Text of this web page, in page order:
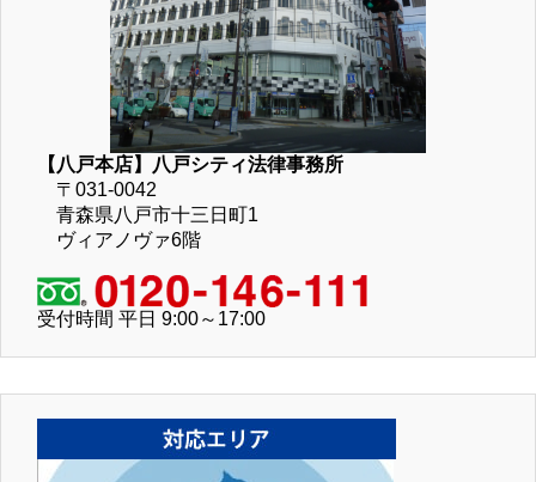
【八戸本店】八戸シティ法律事務所
〒031-0042
青森県八戸市十三日町1
ヴィアノヴァ6階
受付時間 平日 9:00～17:00